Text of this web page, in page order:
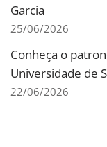
Garcia
25/06/2026
Conheça o
Universidade de
22/06/2026